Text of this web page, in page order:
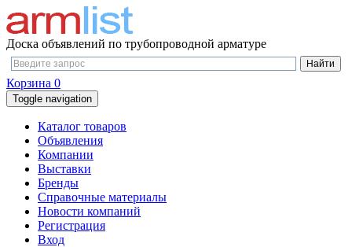
Доска объявлений по трубопроводной арматуре
Корзина 0
Toggle navigation
Каталог товаров
Объявления
Компании
Выставки
Бренды
Справочные материалы
Новости компаний
Регистрация
Вход